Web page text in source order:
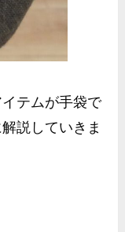
テムが手袋で
説していきま